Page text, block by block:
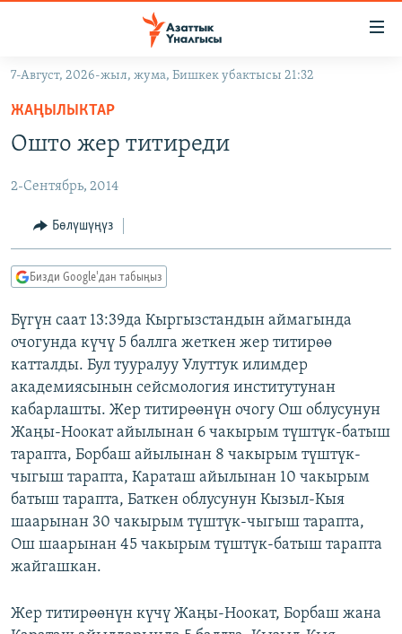
Навигацияга
өтүңүз
Издөөгө
салыңыз
САЯСАТ
ЭКОНОМИКА
ДҮЙНӨ
БОРБОР АЗИЯ
УКРАИНА
АТАЙЫН ИЛИКТӨӨ
БҮГҮН АЗАТТЫКТА
ЭКСПЕРТТЕР ТАЛДАЙТ
БИЗ ЖАНА ДҮЙНӨ
ДАНИСТЕ
ЭЖЕ-СИҢДИЛЕР
АЗАТТЫК+
ЫҢГАЙСЫЗ СУРООЛОР
ПОДКАСТ
ӨЗГӨЧӨ ПИКИР
Русский
ОНЛАЙН ШЕРИНЕ
ЭЕ/АРнун бардык сайттары
7-Август, 2026-жыл, жума, Бишкек убактысы 21:32
ЖАҢЫЛЫКТАР
Ошто жер титиреди
2-Сентябрь, 2014
Бөлүшүңүз
Бизди Google'дан табыңыз
Бүгүн саат 13:39да Кыргызстандын аймагында
очогунда күчү 5 баллга жеткен жер титирөө
катталды. Бул тууралуу Улуттук илимдер
академиясынын сейсмология институтунан
кабарлашты. Жер титирөөнүн очогу Ош облусунун
Жаңы-Ноокат айылынан 6 чакырым түштүк-батыш
тарапта, Борбаш айылынан 8 чакырым түштүк-
чыгыш тарапта, Караташ айылынан 10 чакырым
батыш тарапта, Баткен облусунун Кызыл-Кыя
шаарынан 30 чакырым түштүк-чыгыш тарапта,
Ош шаарынан 45 чакырым түштүк-батыш тарапта
жайгашкан.
Жер титирөөнүн күчү Жаңы-Ноокат, Борбаш жана